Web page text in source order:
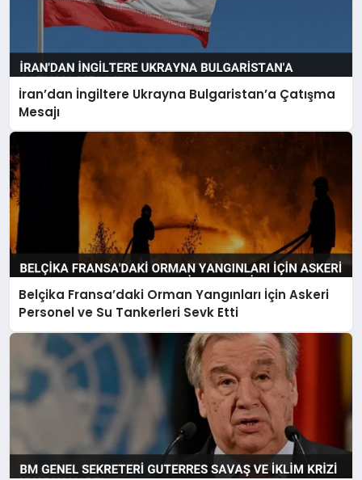
İran’dan İngiltere Ukrayna Bulgaristan’a Çatışma
Mesajı
Belçika Fransa’daki Orman Yangınları İçin Askeri
Personel ve Su Tankerleri Sevk Etti